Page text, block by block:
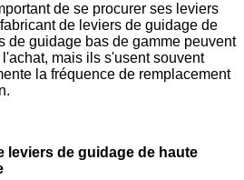
de se procurer ses leviers
de leviers de guidage de
de guidage bas de gamme peuvent
mais ils s'usent souvent
la fréquence de remplacement
leviers de guidage de haute